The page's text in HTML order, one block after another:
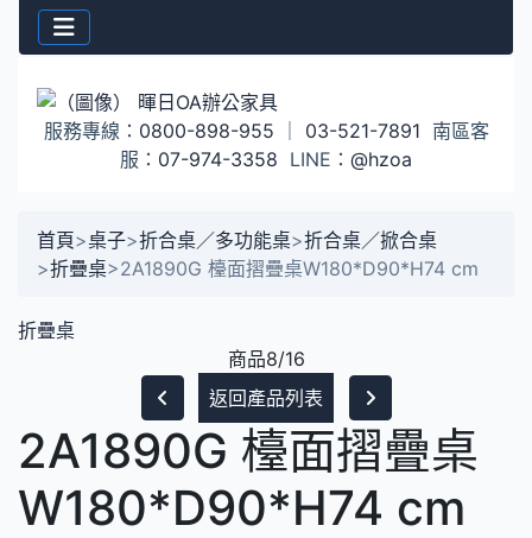
服務專線： 0800-898-955 03-521-7891 南區客
服： 07-974-3358 LINE： @hzoa
首頁>桌子>折合桌／多功能桌>折合桌／掀合桌
>折疊桌>2A1890G 檯面摺疊桌W180*D90*H74 cm
折疊桌
商品8/16
返回產品列表
2A1890G 檯面摺疊桌
W180*D90*H74 cm